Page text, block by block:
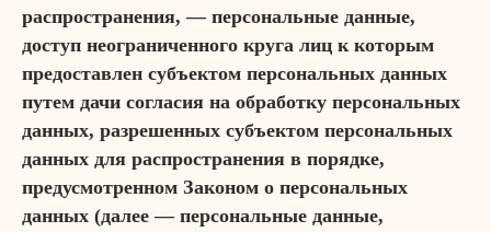
распространения, — персональные данные,
доступ неограниченного круга лиц к которым
предоставлен субъектом персональных данных
путем дачи согласия на обработку персональных
данных, разрешенных субъектом персональных
данных для распространения в порядке,
предусмотренном Законом о персональных
данных (далее — персональные данные,